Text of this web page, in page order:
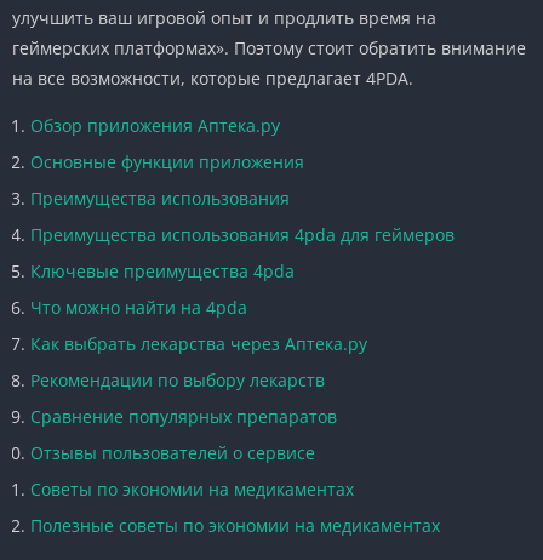
улучшить ваш игровой опыт и продлить время на
геймерских платформах». Поэтому стоит обратить внимание
на все возможности, которые предлагает 4PDA.
Обзор приложения Аптека.ру
Основные функции приложения
Преимущества использования
Преимущества использования 4pda для геймеров
Ключевые преимущества 4pda
Что можно найти на 4pda
Как выбрать лекарства через Аптека.ру
Рекомендации по выбору лекарств
Сравнение популярных препаратов
Отзывы пользователей о сервисе
Советы по экономии на медикаментах
Полезные советы по экономии на медикаментах